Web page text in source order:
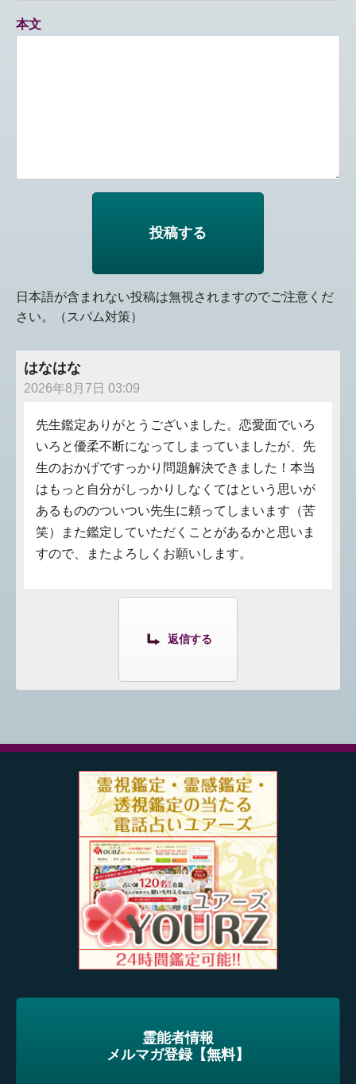
本文
日本語が含まれない投稿は無視されますのでご注意くだ
さい。（スパム対策）
はなはな
2026年8月7日 03:09
先生鑑定ありがとうございました。恋愛面でいろ
いろと優柔不断になってしまっていましたが、先
生のおかげですっかり問題解決できました！本当
はもっと自分がしっかりしなくてはという思いが
あるもののついつい先生に頼ってしまいます（苦
笑）また鑑定していただくことがあるかと思いま
すので、またよろしくお願いします。
返信する
霊能者情報
メルマガ登録【無料】